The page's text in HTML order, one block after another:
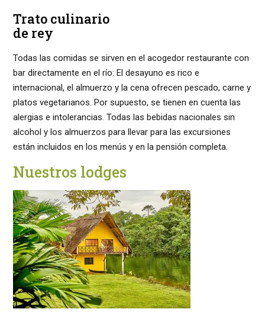
Trato culinario
de rey
Todas las comidas se sirven en el acogedor restaurante con
bar directamente en el río: El desayuno es rico e
internacional, el almuerzo y la cena ofrecen pescado, carne y
platos vegetarianos. Por supuesto, se tienen en cuenta las
alergias e intolerancias. Todas las bebidas nacionales sin
alcohol y los almuerzos para llevar para las excursiones
están incluidos en los menús y en la pensión completa.
Nuestros lodges